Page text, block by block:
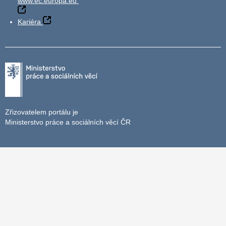
Kariéra
Zřizovatelem portálu je
Ministerstvo práce a sociálních věcí ČR